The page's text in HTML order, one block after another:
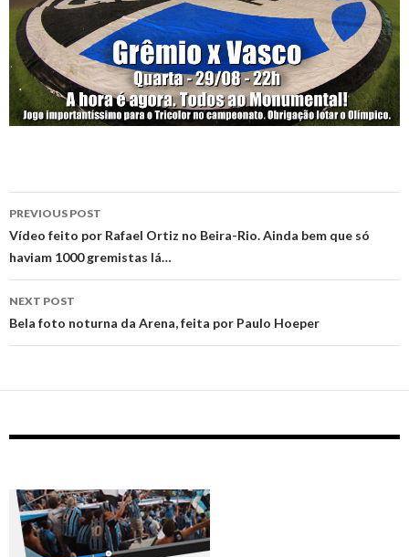
Post
navigation
PREVIOUS POST
Vídeo feito por Rafael Ortiz no Beira-Rio. Ainda bem que só
haviam 1000 gremistas lá…
NEXT POST
Bela foto noturna da Arena, feita por Paulo Hoeper